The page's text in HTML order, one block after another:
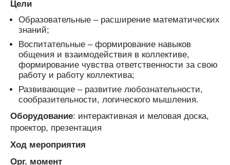
Цели
Образовательные – расширение математических
знаний;
Воспитательные – формирование навыков
общения и взаимодействия в коллективе,
формирование чувства ответственности за свою
работу и работу коллектива;
Развивающие – развитие любознательности,
сообразительности, логического мышления.
Оборудование: интерактивная и меловая доска,
проектор, презентация
Ход мероприятия
Орг. момент